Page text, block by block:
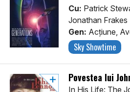
Cu: Patrick
Jonathan Frakes
Gen: Acţiune,
Sky Showtime
Povestea lui
In His Life: The